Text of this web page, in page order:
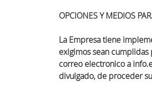
OPCIONES Y MEDIOS
La Empresa tiene
exigimos sean
correo electronico a
divulgado, de proceder